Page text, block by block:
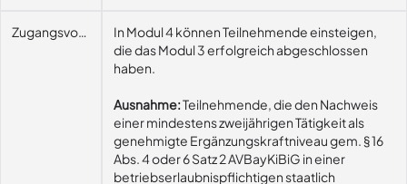
ZugangsvoraussetzungenIn Modul 4 können Teilnehmende einsteigen,
die das Modul 3 erfolgreich abgeschlossen
haben.
Ausnahme:Teilnehmende, die den Nachweis
einer mindestens zweijährigen Tätigkeit als
genehmigte Ergänzungskraftniveau gem. § 16
Abs. 4 oder 6 Satz 2 AVBayKiBiG in einer
betriebserlaubnispflichtigen staatlich